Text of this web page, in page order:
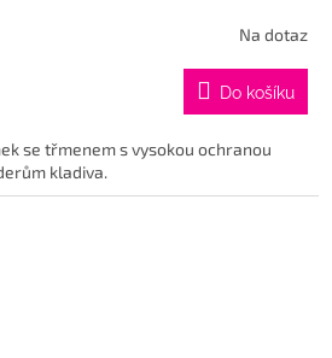
Na dotaz
Do košíku
se třmenem s vysokou ochranou
kladiva.